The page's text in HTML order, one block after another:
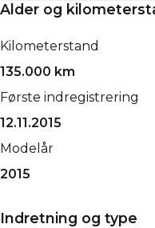
Alder og
Kilometerstand
135.000 km
Første indregistrering
12.11.2015
Modelår
2015
Indretning og type